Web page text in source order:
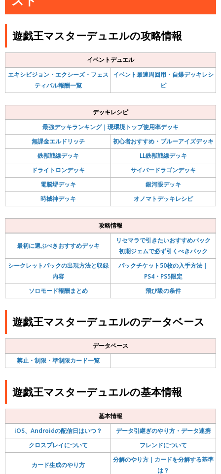
遊戯王マスターデュエルの攻略情報
イベントデュエル
エキシビジョン・エクシーズ・フェス
ティバル報酬一覧
イベント最速周回用・自爆デッキレシ
ピ
デッキレシピ
最強デッキランキング｜現環境トップ使用率デッキ
無課金エルドリッチ
初心者おすすめ・ブルーアイズデッキ
鉄獣戦線デッキ
LL鉄獣戦線デッキ
ドライトロンデッキ
サイバードラゴンデッキ
電脳堺デッキ
銀河眼デッキ
時械神デッキ
オノマトデッキレシピ
攻略情報
最初に選ぶべきおすすめデッキ
リセマラで引きたいおすすめパック
初期ジェムで必ず引くべきパック
シークレットパックの出現方法と収録
内容
パックチケット50枚の入手方法｜
PS4・PS5限定
ソロモード報酬まとめ
飛び級の条件
遊戯王マスターデュエルのデータベース
データベース
禁止・制限・準制限カード一覧
遊戯王マスターデュエルの基本情報
基本情報
iOS、Androidの配信日はいつ？
データ引継ぎのやり方・データ連携
クロスプレイについて
フレンドについて
カード生成のやり方
分解のやり方｜カードを分解する基準
は？